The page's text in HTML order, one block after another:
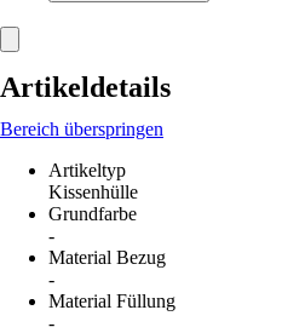
Artikeldetails
Bereich überspringen
Artikeltyp
Kissenhülle
Grundfarbe
-
Material Bezug
-
Material Füllung
-